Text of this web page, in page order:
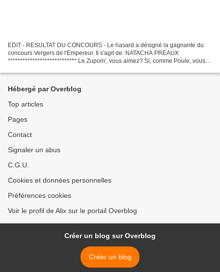
EDIT - RESULTAT DU CONCOURS - Le hasard a désigné la gagnante du
concours Vergers de l'Empereur. Il s'agit de: NATACHA PREAUX
**************************** Le Zupom', vous aimez? Si, comme Poule, vous
Hébergé par Overblog
Top articles
Pages
Contact
Signaler un abus
C.G.U.
Cookies et données personnelles
Préférences cookies
Voir le profil de Alix sur le portail Overblog
Créer un blog sur Overblog
Créer un blog